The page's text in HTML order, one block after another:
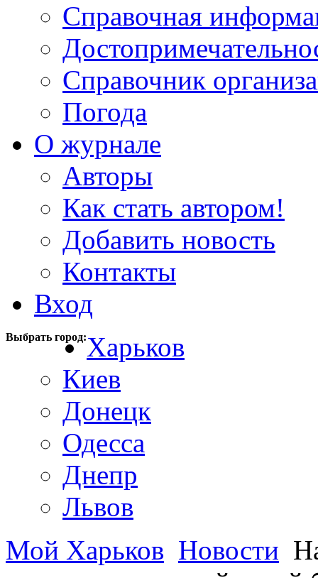
Справочная
Справочник
Погода
О журнале
Авторы
Как стать автором!
Добавить новость
Контакты
Вход
Выбрать город:Харьков
Киев
Донецк
Одесса
Днепр
Львов
Мой Харьков Новости